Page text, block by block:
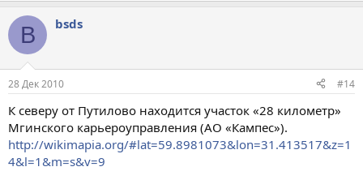
B bsds
28 Дек 2010 #14
К северу от Путилово находится участок «28 километр»
Мгинского карьероуправления (АО «Кампес»).
http://wikimapia.org/#lat=59.8981073&lon=31.413517&z=1
4&l=1&m=s&v=9